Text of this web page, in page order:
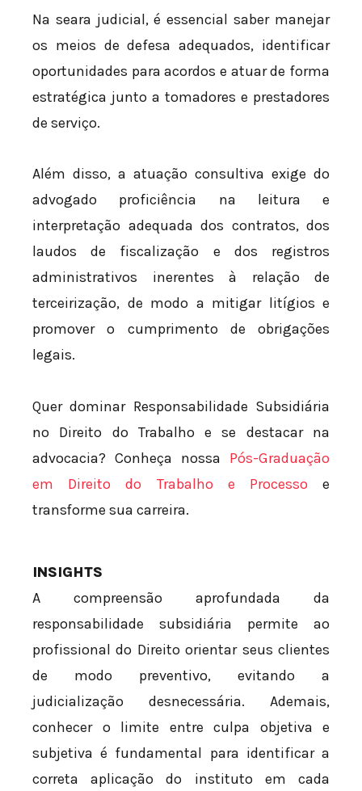
Na seara judicial, é essencial saber manejar
os meios de defesa adequados, identificar
oportunidades para acordos e atuar de forma
estratégica junto a tomadores e prestadores
de serviço.
Além disso, a atuação consultiva exige do
advogado proficiência na leitura e
interpretação adequada dos contratos, dos
laudos de fiscalização e dos registros
administrativos inerentes à relação de
terceirização, de modo a mitigar litígios e
promover o cumprimento de obrigações
legais.
Quer dominar Responsabilidade Subsidiária
no Direito do Trabalho e se destacar na
advocacia? Conheça nossa Pós-Graduação
em Direito do Trabalho e Processo e
transforme sua carreira.
INSIGHTS
A compreensão aprofundada da
responsabilidade subsidiária permite ao
profissional do Direito orientar seus clientes
de modo preventivo, evitando a
judicialização desnecessária. Ademais,
conhecer o limite entre culpa objetiva e
subjetiva é fundamental para identificar a
correta aplicação do instituto em cada